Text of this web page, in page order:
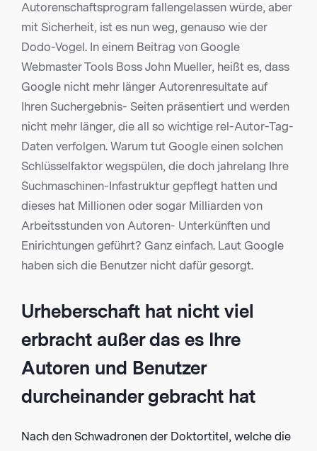
Autorenschaftsprogram fallengelassen würde, aber
mit Sicherheit, ist es nun weg, genauso wie der
Dodo-Vogel. In einem Beitrag von Google
Webmaster Tools Boss John Mueller, heißt es, dass
Google nicht mehr länger Autorenresultate auf
Ihren Suchergebnis- Seiten präsentiert und werden
nicht mehr länger, die all so wichtige rel-Autor-Tag-
Daten verfolgen. Warum tut Google einen solchen
Schlüsselfaktor wegspülen, die doch jahrelang Ihre
Suchmaschinen-Infastruktur gepflegt hatten und
dieses hat Millionen oder sogar Milliarden von
Arbeitsstunden von Autoren- Unterkünften und
Enirichtungen geführt? Ganz einfach. Laut Google
haben sich die Benutzer nicht dafür gesorgt.
Urheberschaft hat nicht viel
erbracht außer das es Ihre
Autoren und Benutzer
durcheinander gebracht hat
Nach den Schwadronen der Doktortitel, welche die